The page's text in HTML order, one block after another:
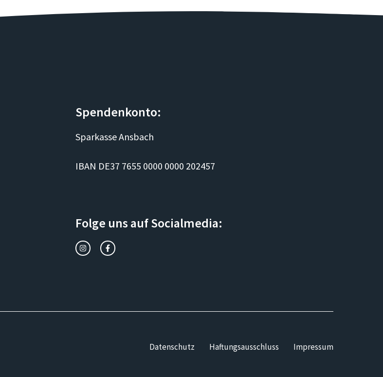
Spendenkonto:
Sparkasse Ansbach
IBAN DE37 7655 0000 0000 202457
Folge uns auf Socialmedia:
Datenschutz Haftungsausschluss Impressum